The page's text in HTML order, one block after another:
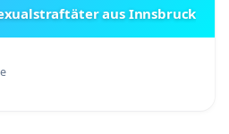
aus Innsbruck